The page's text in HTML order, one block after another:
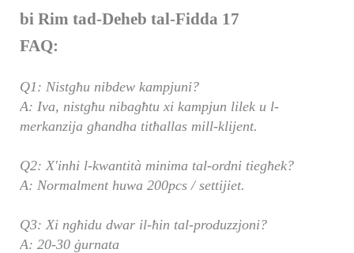
FAQ:
Q1: Nistgħu nibdew kampjuni?
A: Iva, nistgħu nibagħtu xi kampjun lilek u l-
merkanzija għandha titħallas mill-klijent.
Q2: X'inhi l-kwantità minima tal-ordni tiegħek?
A: Normalment huwa 200pcs / settijiet.
Q3: Xi ngħidu dwar il-ħin tal-produzzjoni?
A: 20-30 ġurnata